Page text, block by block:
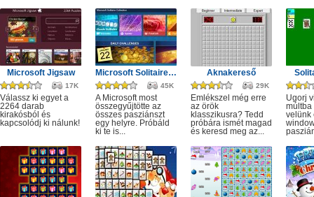
Microsoft Jigsaw
17K
Válassz ki egyet a
2264 darab
kirakósból és
kapcsolódj ki nálunk!
Microsoft Solitaire Collection
45K
A Microsoft most
összegyűjtötte az
összes pasziánszt
egy helyre. Próbáld
ki te is...
Aknakereső
29K
Emlékszel még erre
az örök
klasszikusra? Tedd
próbára ismét magad
és keresd meg az...
Ugorj
múltba
velünk